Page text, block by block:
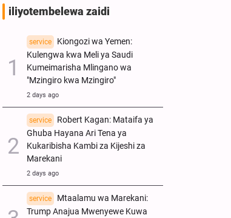
iliyotembelewa zaidi
service
Kiongozi wa Yemen:
Kulengwa kwa Meli ya Saudi
Kumeimarisha Mlingano wa
"Mzingiro kwa Mzingiro"
2 days ago
service
Robert Kagan: Mataifa ya
Ghuba Hayana Ari Tena ya
Kukaribisha Kambi za Kijeshi za
Marekani
2 days ago
service
Mtaalamu wa Marekani:
Trump Anajua Mwenyewe Kuwa